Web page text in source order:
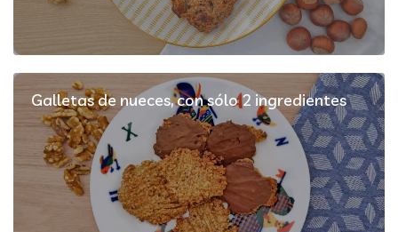
Galletas de nueces, con sólo 2 ingredientes